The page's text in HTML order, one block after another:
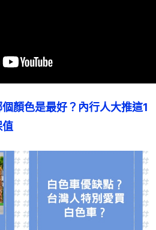
顏色是最好？內行人大推這1
值